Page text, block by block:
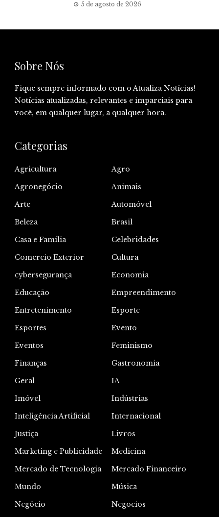
5 de agosto de 2026
Sobre Nós
Fique sempre informado com o Atualiza Notícias!
Notícias atualizadas, relevantes e imparciais para
você, em qualquer lugar, a qualquer hora.
Categorias
Agricultura
Agro
Agronegócio
Animais
Arte
Automóvel
Beleza
Brasil
Casa e Família
Celebridades
Comercio Exterior
Cultura
cybersegurança
Economia
Educação
Empreendimento
Entretenimento
Esporte
Esportes
Evento
Eventos
Feminismo
Finanças
Gastronomia
Geral
IA
Imóvel
Indústrias
Inteligência Artificial
Internacional
Justiça
Livros
Marketing e Publicidade
Medicina
Mercado de Tecnologia
Mercado Financeiro
Mundo
Música
Negócio
Negocios